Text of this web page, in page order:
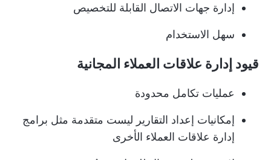
إدارة جهات الاتصال القابلة للتخصيص
سهل الاستخدام
قيود إدارة علاقات العملاء المجانية
عمليات تكامل محدودة
إمكانيات إعداد التقارير ليست متقدمة مثل برامج
إدارة علاقات العملاء الأخرى